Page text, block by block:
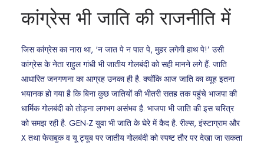
कांग्रेस भी जाति की राजनीति में
जिस कांग्रेस का नारा था, ‘न जात पे न पात पे, मुहर लगेगी हाथ पे!’ उसी
कांग्रेस के नेता राहुल गांधी भी जातीय गोलबंदी को सही मानने लगे हैं. जाति
आधारित जनगणना का आग्रह उनका ही है. क्योंकि आज जाति का व्यूह इतना
भयानक हो गया है कि बिना कुछ जातियों की भीतरी सतह तक पहुंचे भाजपा की
धार्मिक गोलबंदी को तोड़ना लगभग असंभव है. भाजपा भी जाति की इस चरित्र
को समझ रही है. GEN-Z युवा भी जाति के घेरे में कैद है. रील्स, इंस्टाग्राम और
X तथा फेसबुक व यू ट्यूब पर जातीय गोलबंदी को स्पष्ट तौर पर देखा जा सकता